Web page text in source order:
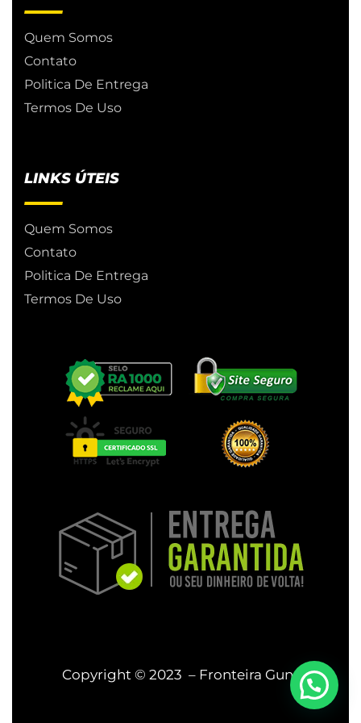
Quem Somos
Contato
Politica De Entrega
Termos De Uso
LINKS ÚTEIS
Quem Somos
Contato
Politica De Entrega
Termos De Uso
Copyright © 2023 – Fronteira Guns